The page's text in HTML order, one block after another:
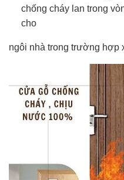
chống cháy lan trong
cho
ngôi nhà trong trường hợp